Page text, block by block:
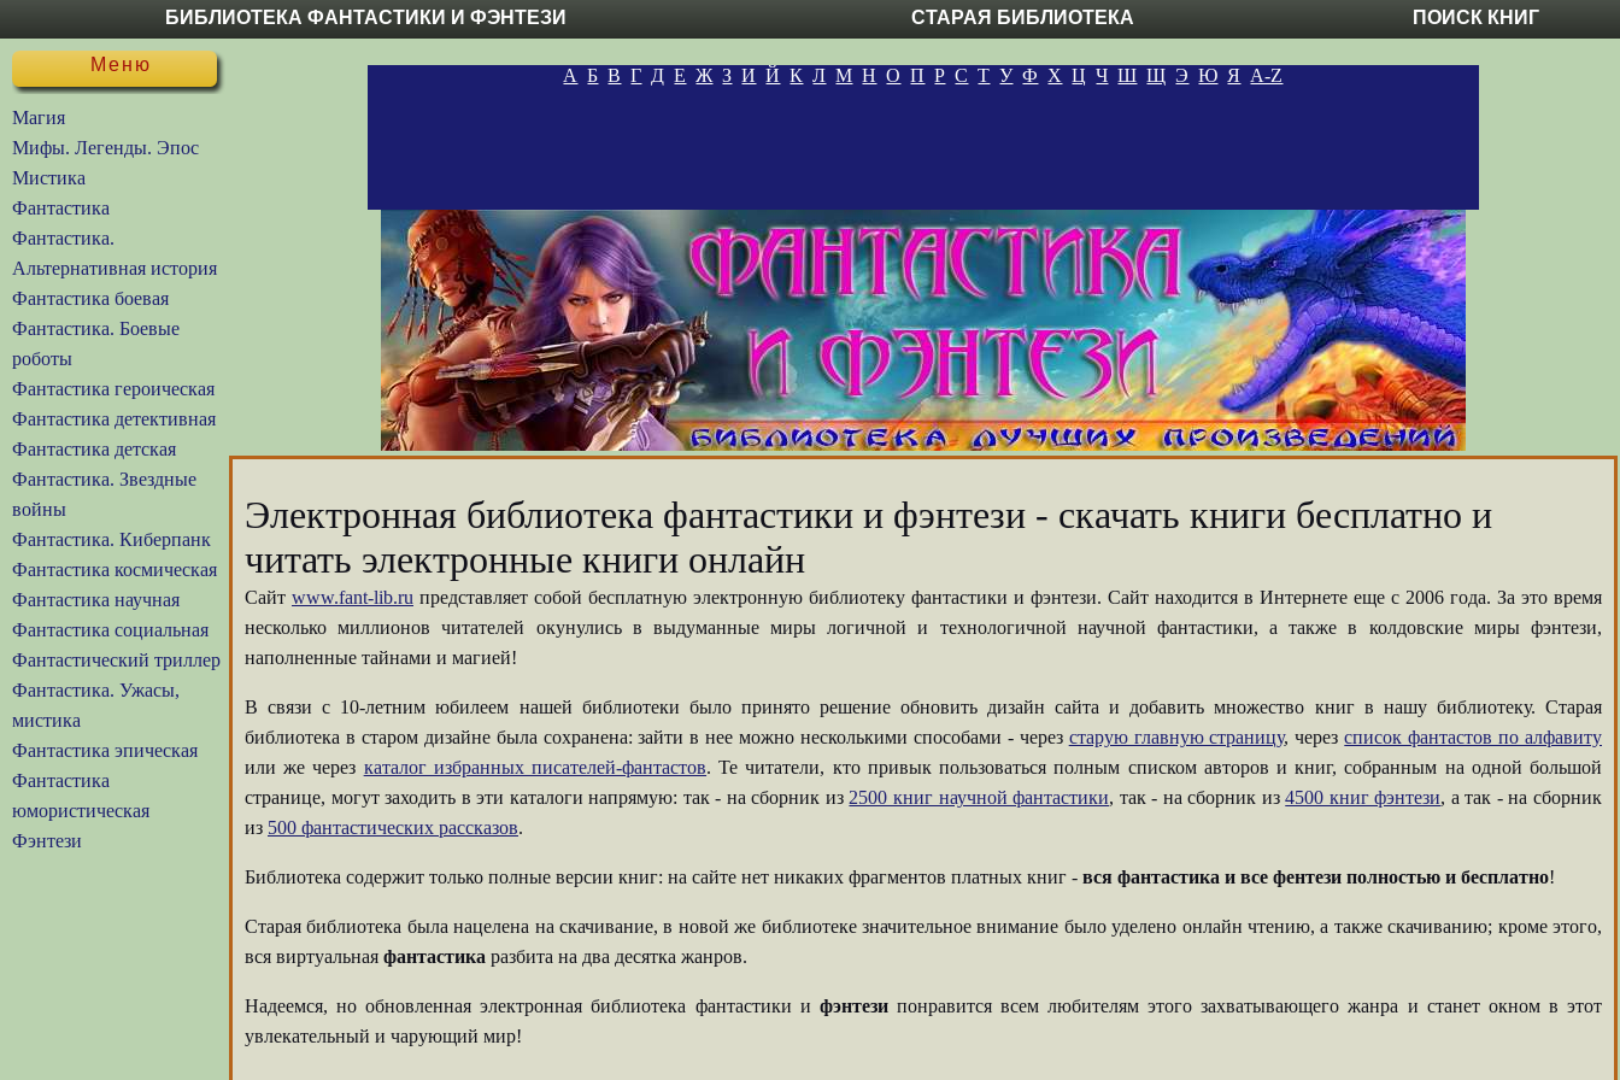
БИБЛИОТЕКА ФАНТАСТИКИ И ФЭНТЕЗИ СТАРАЯ БИБЛИОТЕКА ПОИСК КНИГ
Меню
Магия
Мифы. Легенды. Эпос
Мистика
Фантастика
Фантастика.
Альтернативная история
Фантастика боевая
Фантастика. Боевые
роботы
Фантастика героическая
Фантастика детективная
Фантастика детская
Фантастика. Звездные
войны
Фантастика. Киберпанк
Фантастика космическая
Фантастика научная
Фантастика социальная
Фантастический триллер
Фантастика. Ужасы,
мистика
Фантастика эпическая
Фантастика
юмористическая
Фэнтези
А Б В Г Д Е Ж З И Й К Л М Н О П Р С Т У Ф Х Ц Ч Ш Щ Э Ю Я A-Z
Электронная библиотека фантастики и фэнтези - скачать книги бесплатно и
читать электронные книги онлайн
Сайт www.fant-lib.ru представляет собой бесплатную электронную библиотеку фантастики и фэнтези. Сайт находится в Интернете еще с 2006 года. За это время
несколько миллионов читателей окунулись в выдуманные миры логичной и технологичной научной фантастики, а также в колдовские миры фэнтези,
наполненные тайнами и магией!
В связи с 10-летним юбилеем нашей библиотеки было принято решение обновить дизайн сайта и добавить множество книг в нашу библиотеку. Старая
библиотека в старом дизайне была сохранена: зайти в нее можно несколькими способами - через старую главную страницу, черезсписок фантастов по алфавиту
или же через каталог избранных писателей-фантастов. Те читатели, кто привык пользоваться полным списком авторов и книг, собранным на одной большой
странице, могут заходить в эти каталоги напрямую: так - на сборник из 2500 книг научной фантастики, так - на сборник из4500 книг фэнтези, а так - на сборник
из 500 фантастических рассказов.
Библиотека содержит только полные версии книг: на сайте нет никаких фрагментов платных книг - вся фантастика и все фентези полностью и бесплатно!
Старая библиотека была нацелена на скачивание, в новой же библиотеке значительное внимание было уделено онлайн чтению, а также скачиванию; кроме этого,
вся виртуальная фантастика разбита на два десятка жанров.
Надеемся, но обновленная электронная библиотека фантастики и фэнтезипонравится всем любителям этого захватывающего жанра и станет окном в этот
увлекательный и чарующий мир!